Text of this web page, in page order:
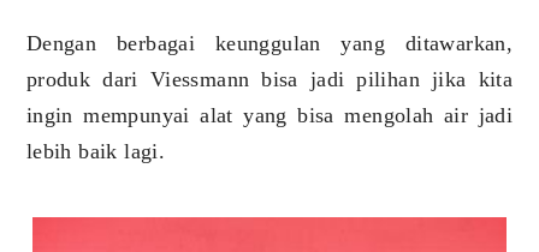
Dengan berbagai keunggulan yang ditawarkan,
produk dari Viessmann bisa jadi pilihan jika kita
ingin mempunyai alat yang bisa mengolah air jadi
lebih baik lagi.